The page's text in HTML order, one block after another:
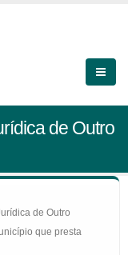
de Outro
de Outro
que presta